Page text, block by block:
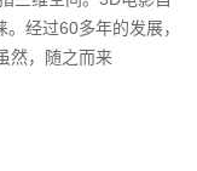
经过60多年的发展，
然，随之而来